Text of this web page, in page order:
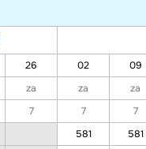
26 02 09
za za za
7 7 7
581
581